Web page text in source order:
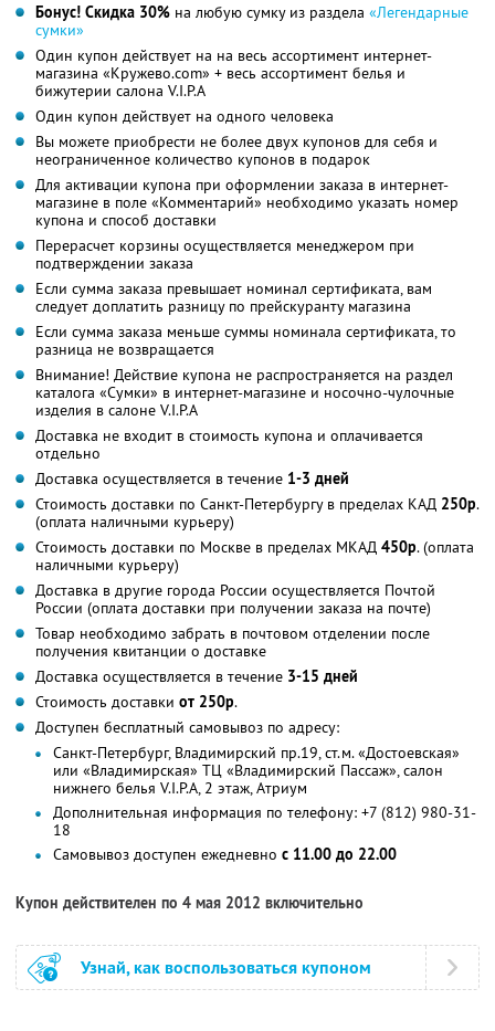
Бонус! Скидка 30% на любую сумку из раздела «Легендарные
сумки»
Один купон действует на на весь ассортимент интернет-
магазина «Кружево.com» + весь ассортимент белья и
бижутерии салона V.I.P.A
Один купон действует на одного человека
Вы можете приобрести не более двух купонов для себя и
неограниченное количество купонов в подарок
Для активации купона при оформлении заказа в интернет-
магазине в поле «Комментарий» необходимо указать номер
купона и способ доставки
Перерасчет корзины осуществляется менеджером при
подтверждении заказа
Если сумма заказа превышает номинал сертификата, вам
следует доплатить разницу по прейскуранту магазина
Если сумма заказа меньше суммы номинала сертификата, то
разница не возвращается
Внимание! Действие купона не распространяется на раздел
каталога «Сумки» в интернет-магазине и носочно-чулочные
изделия в салоне V.I.P.A
Доставка не входит в стоимость купона и оплачивается
отдельно
Доставка осуществляется в течение 1-3 дней
Стоимость доставки по Санкт-Петербургу в пределах КАД 250р.
(оплата наличными курьеру)
Стоимость доставки по Москве в пределах МКАД 450р. (оплата
наличными курьеру)
Доставка в другие города России осуществляется Почтой
России (оплата доставки при получении заказа на почте)
Товар необходимо забрать в почтовом отделении после
получения квитанции о доставке
Доставка осуществляется в течение 3-15 дней
Стоимость доставки от 250р.
Доступен бесплатный самовывоз по адресу:
Санкт-Петербург, Владимирский пр.19, ст.м. «Достоевская»
или «Владимирская» ТЦ «Владимирский Пассаж», салон
нижнего белья V.I.P.A, 2 этаж, Атриум
Дополнительная информация по телефону: +7 (812) 980-31-
18
Самовывоз доступен ежедневно с 11.00 до 22.00
Купон действителен по 4 мая 2012 включительно
Узнай, как воспользоваться купоном